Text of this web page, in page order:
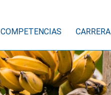
COMPETENCIAS CARRERA